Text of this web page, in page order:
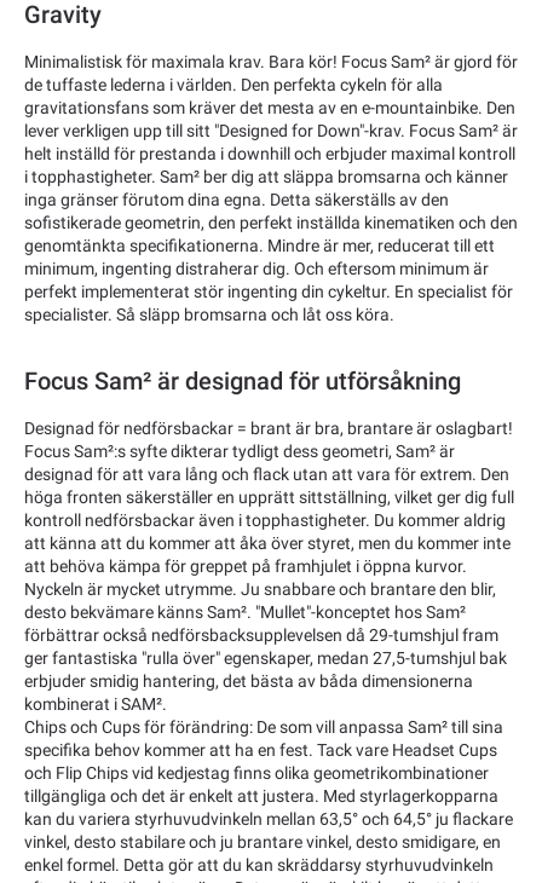
Gravity
Minimalistisk för maximala krav. Bara kör! Focus Sam² är gjord för
de tuffaste lederna i världen. Den perfekta cykeln för alla
gravitationsfans som kräver det mesta av en e-mountainbike. Den
lever verkligen upp till sitt "Designed for Down"-krav. Focus Sam² är
helt inställd för prestanda i downhill och erbjuder maximal kontroll
i topphastigheter. Sam² ber dig att släppa bromsarna och känner
inga gränser förutom dina egna. Detta säkerställs av den
sofistikerade geometrin, den perfekt inställda kinematiken och den
genomtänkta specifikationerna. Mindre är mer, reducerat till ett
minimum, ingenting distraherar dig. Och eftersom minimum är
perfekt implementerat stör ingenting din cykeltur. En specialist för
specialister. Så släpp bromsarna och låt oss köra.
Focus Sam² är designad för utförsåkning
Designad för nedförsbackar = brant är bra, brantare är oslagbart!
Focus Sam²:s syfte dikterar tydligt dess geometri, Sam² är
designad för att vara lång och flack utan att vara för extrem. Den
höga fronten säkerställer en upprätt sittställning, vilket ger dig full
kontroll nedförsbackar även i topphastigheter. Du kommer aldrig
att känna att du kommer att åka över styret, men du kommer inte
att behöva kämpa för greppet på framhjulet i öppna kurvor.
Nyckeln är mycket utrymme. Ju snabbare och brantare den blir,
desto bekvämare känns Sam². "Mullet"-konceptet hos Sam²
förbättrar också nedförsbacksupplevelsen då 29-tumshjul fram
ger fantastiska "rulla över" egenskaper, medan 27,5-tumshjul bak
erbjuder smidig hantering, det bästa av båda dimensionerna
kombinerat i SAM².
Chips och Cups för förändring: De som vill anpassa Sam² till sina
specifika behov kommer att ha en fest. Tack vare Headset Cups
och Flip Chips vid kedjestag finns olika geometrikombinationer
tillgängliga och det är enkelt att justera. Med styrlagerkopparna
kan du variera styrhuvudvinkeln mellan 63,5° och 64,5° ju flackare
vinkel, desto stabilare och ju brantare vinkel, desto smidigare, en
enkel formel. Detta gör att du kan skräddarsy styrhuvudvinkeln